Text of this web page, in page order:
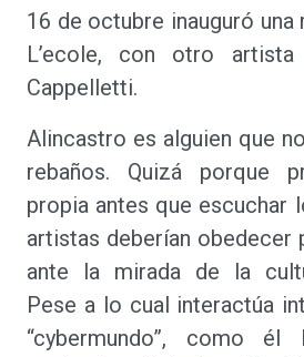
16 de octubre inauguró una
L’ecole, con otro artista
Cappelletti.
Alincastro es alguien que
rebaños. Quizá porque
propia antes que escuchar
artistas deberían obedecer
ante la mirada de la
Pese a lo cual interactúa
“cybermundo”, como